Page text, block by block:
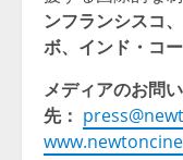
ンフランシスコ
ボ、インド・コ
メディアのお問
先：